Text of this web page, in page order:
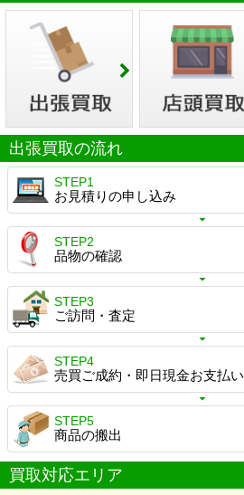
出張買取の流れ
STEP1
お見積りの申し込み
STEP2
品物の確認
STEP3
ご訪問・査定
STEP4
売買ご成約・即日現金お支払い
STEP5
商品の搬出
買取対応エリア